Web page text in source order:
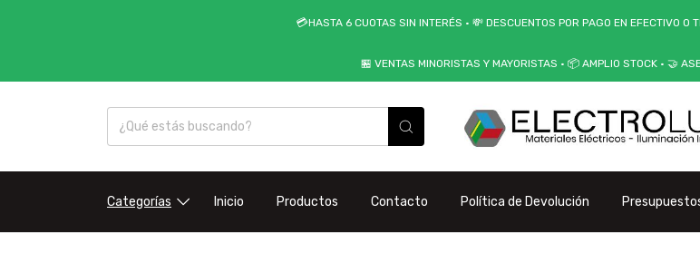
💳HASTA 6 CUOTAS SIN INTERÉS • 💸 DESCUENTOS POR PAGO EN EFECTIVO O
🏪 VENTAS MINORISTAS Y MAYORISTAS • 📦 AMPLIO STOCK • 🤝
Categorías Inicio Productos Contacto Política de Devolución